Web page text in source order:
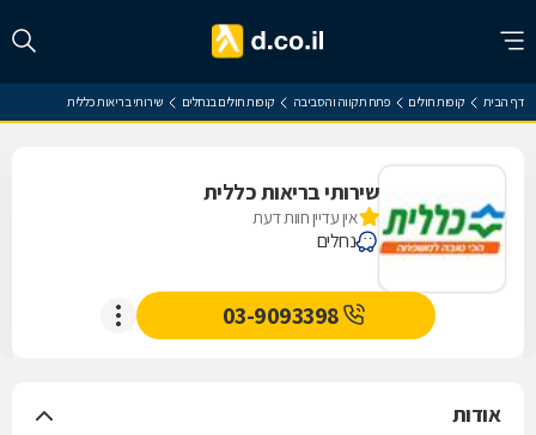
דף הבית קופות חולים פתח תקווה והסביבה קופות חולים בנחלים שירותי בריאות כללית
שירותי בריאות כללית
אין עדיין חוות דעת
נחלים
03-9093398
אודות